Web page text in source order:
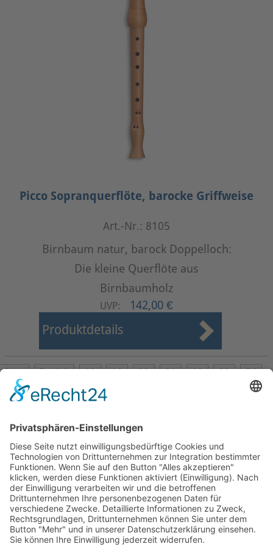
Picco Sopranquerflöte, barocke Griffweise
Art.-Nr.: 8105
Birnbaum natur, barock Doppelloch:
Die kleine Querflöte aus
Birnbaumholz
UVP: 142,00 €
Produktdetails
Start Zurück 18 19 20 21 22 23
24
Seite 24 von 27
Mollenhauer Adresse
Downloads
Weitere Seiten